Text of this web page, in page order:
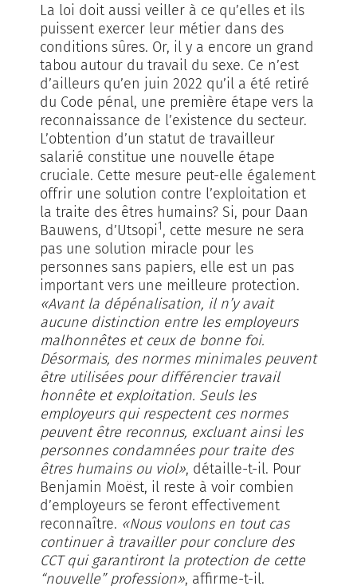
La loi doit aussi veiller à ce qu’elles et ils
puissent exercer leur métier dans des
conditions sûres. Or, il y a encore un grand
tabou autour du travail du sexe. Ce n’est
d’ailleurs qu’en juin 2022 qu’il a été retiré
du Code pénal, une première étape vers la
reconnaissance de l’existence du secteur.
L’obtention d’un statut de travailleur
salarié constitue une nouvelle étape
cruciale. Cette mesure peut-elle également
offrir une solution contre l’exploitation et
la traite des êtres humains? Si, pour Daan
Bauwens, d’Utsopi1, cette mesure ne sera
pas une solution miracle pour les
personnes sans papiers, elle est un pas
important vers une meilleure protection.
«Avant la dépénalisation, il n’y avait
aucune distinction entre les employeurs
malhonnêtes et ceux de bonne foi.
Désormais, des normes minimales peuvent
être utilisées pour différencier travail
honnête et exploitation. Seuls les
employeurs qui respectent ces normes
peuvent être reconnus, excluant ainsi les
personnes condamnées pour traite des
êtres humains ou viol», détaille-t-il. Pour
Benjamin Moëst, il reste à voir combien
d’employeurs se feront effectivement
reconnaître. «Nous voulons en tout cas
continuer à travailler pour conclure des
CCT qui garantiront la protection de cette
“nouvelle” profession», affirme-t-il.